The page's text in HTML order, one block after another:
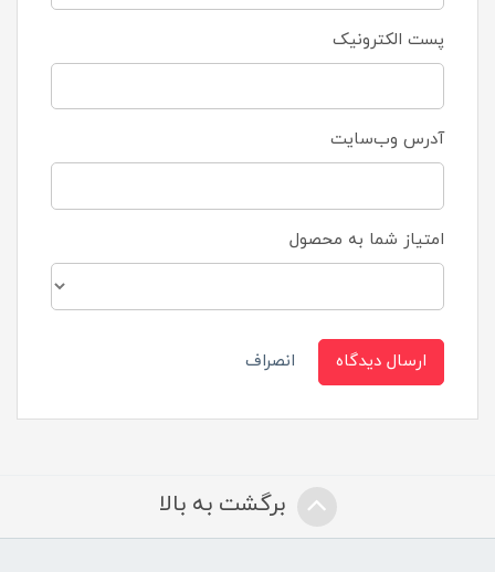
پست الکترونیک
آدرس وب‌سایت
امتیاز شما به محصول
ارسال دیدگاه انصراف
برگشت به بالا